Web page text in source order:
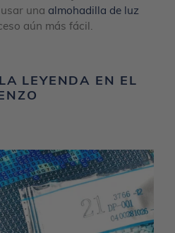
una almohadilla de luz
aún más fácil.
LEYENDA EN EL